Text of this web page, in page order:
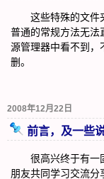
这些特殊的文件夹
普通的常规方法无法
源管理器中看不到，
删。
2008年12月22日
前言，及一些
很高兴终于有一固
朋友共同学习交流分